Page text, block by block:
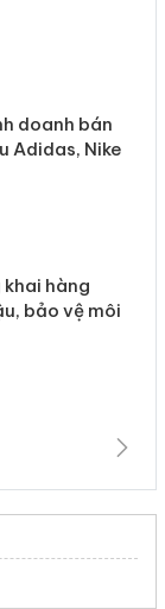
doanh bán
Adidas, Nike
khai hàng
bảo vệ môi